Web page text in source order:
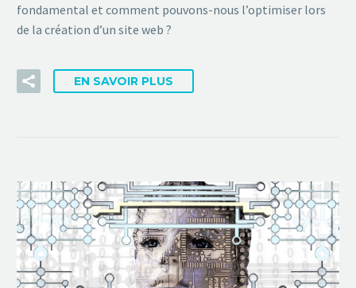
fondamental et comment pouvons-nous l’optimiser lors
de la création d’un site web ?
EN SAVOIR PLUS